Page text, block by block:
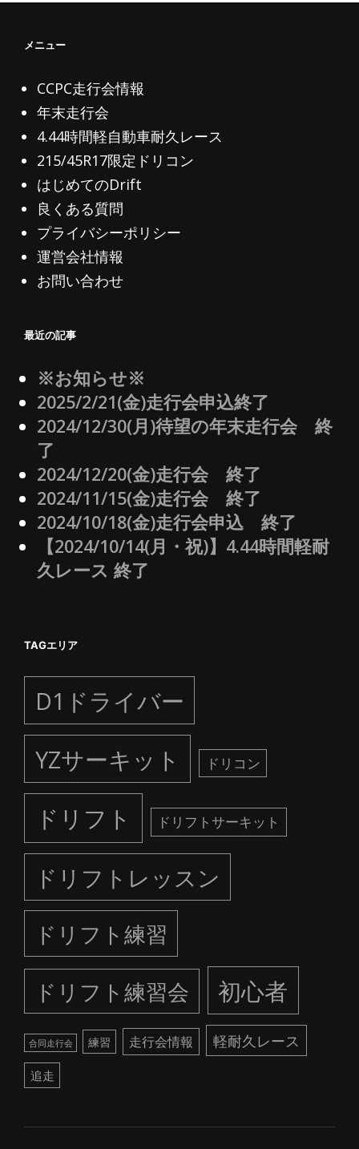
ョ
ン
メニュー
CCPC走行会情報
年末走行会
4.44時間軽自動車耐久レース
215/45R17限定ドリコン
はじめてのDrift
良くある質問
プライバシーポリシー
運営会社情報
お問い合わせ
最近の記事
※お知らせ※
2025/2/21(金)走行会申込終了
2024/12/30(月)待望の年末走行会 終
了
2024/12/20(金)走行会 終了
2024/11/15(金)走行会 終了
2024/10/18(金)走行会申込 終了
【2024/10/14(月・祝)】4.44時間軽耐
久レース 終了
TAGエリア
D1ドライバー
YZサーキット
ドリコン
ドリフト ドリフトサーキット
ドリフトレッスン
ドリフト練習
ドリフト練習会
初心者
合同走行会 練習 走行会情報 軽耐久レース
追走